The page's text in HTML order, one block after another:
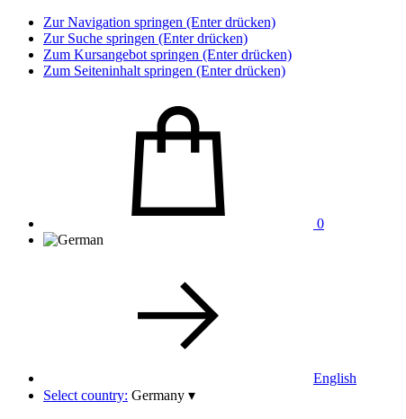
Zur Navigation springen (Enter drücken)
Zur Suche springen (Enter drücken)
Zum Kursangebot springen (Enter drücken)
Zum Seiteninhalt springen (Enter drücken)
0
English
Select country: Germany ▾